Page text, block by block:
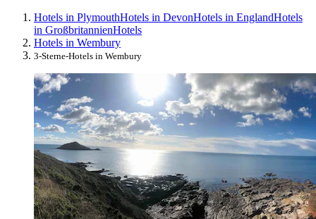
Hotels in PlymouthHotels in DevonHotels in EnglandHotels
in GroßbritannienHotels
Hotels in Wembury
3-Sterne-Hotels in Wembury